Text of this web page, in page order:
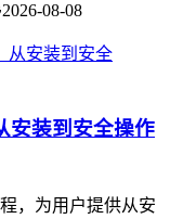
2026-08-08
安装到安全操作
，为用户提供从安